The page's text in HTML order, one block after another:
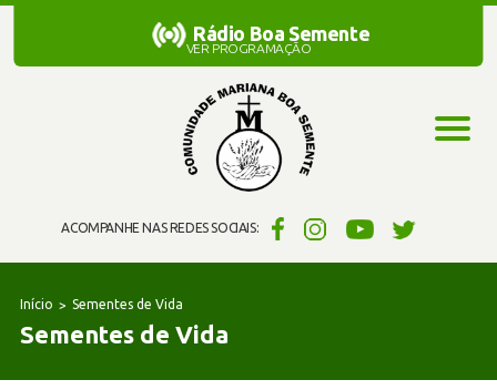
ACOMPANHE NAS REDES SOCIAIS:
Rádio Boa Semente
Rádio Boa Semente
VER PROGRAMAÇÃO
Início Sementes de Vida
Sementes de Vida